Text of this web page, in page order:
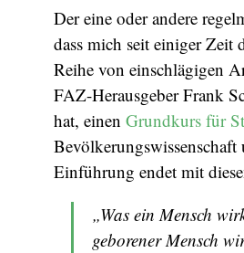
Der eine oder andere
dass mich seit einiger Zeit
Reihe von einschlägigen
FAZ-Herausgeber Frank
hat, einen Grundkurs für
Einführung endet mit
„Was ein Mensch
geborener Mensch